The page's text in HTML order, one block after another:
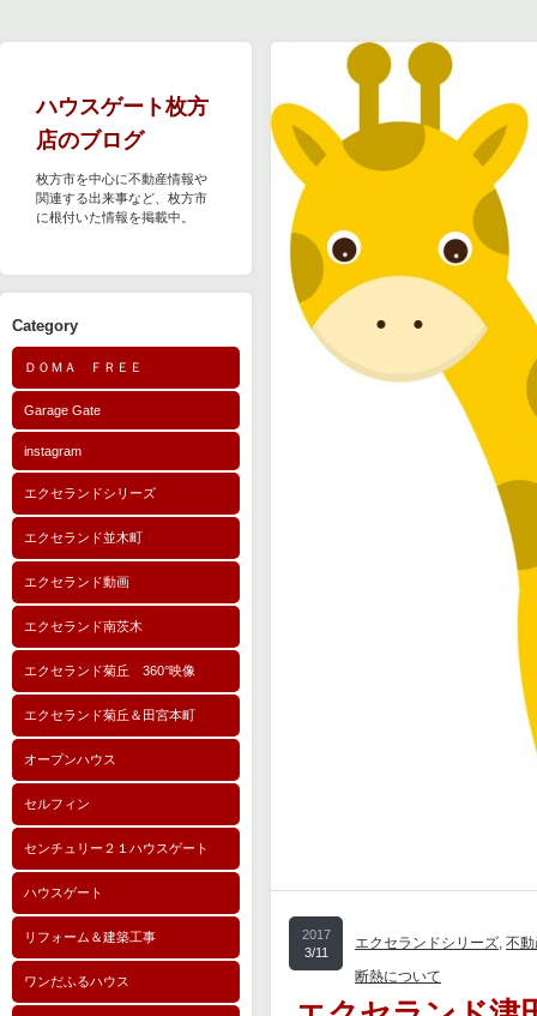
ハウスゲート枚方
店のブログ
枚方市を中心に不動産情報や
関連する出来事など、枚方市
に根付いた情報を掲載中。
Category
ＤＯＭＡ ＦＲＥＥ
Garage Gate
instagram
エクセランドシリーズ
エクセランド並木町
エクセランド動画
エクセランド南茨木
エクセランド菊丘 360°映像
エクセランド菊丘＆田宮本町
オープンハウス
セルフィン
センチュリー２１ハウスゲート
ハウスゲート
リフォーム＆建築工事
ワンだふるハウス
2017
3/11
エクセランドシリーズ, 不
断熱について